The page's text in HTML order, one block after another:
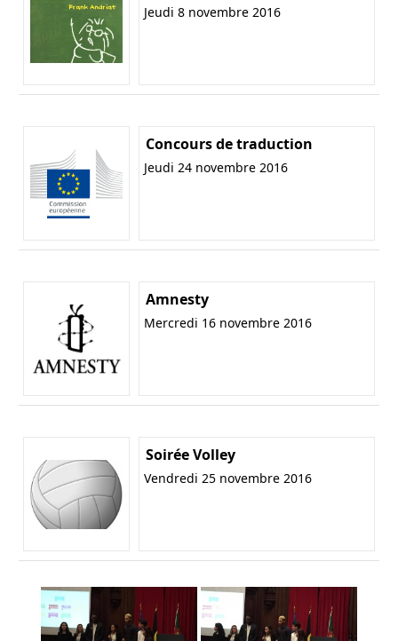
Jeudi 8 novembre 2016
Concours de traduction
Jeudi 24 novembre 2016
Amnesty
Mercredi 16 novembre 2016
Soirée Volley
Vendredi 25 novembre 2016